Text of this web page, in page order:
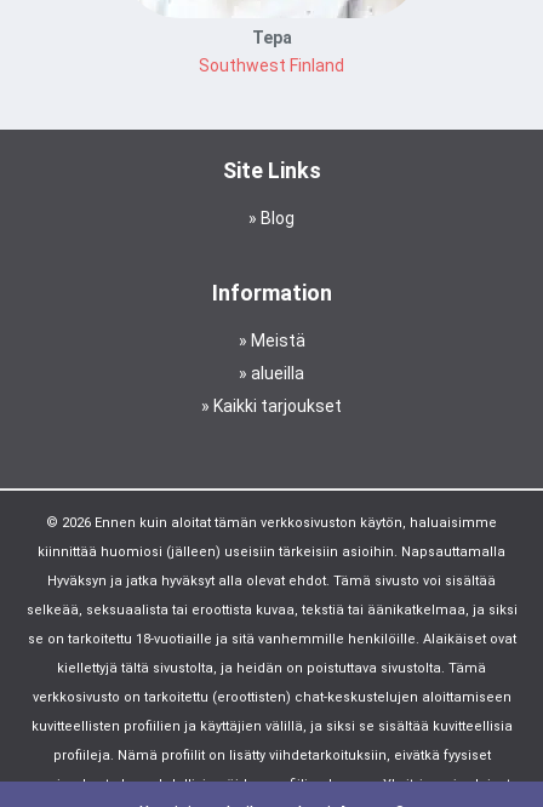
Tepa
Southwest Finland
Site Links
Blog
Information
Meistä
alueilla
Kaikki tarjoukset
© 2026 Ennen kuin aloitat tämän verkkosivuston käytön, haluaisimme
kiinnittää huomiosi (jälleen) useisiin tärkeisiin asioihin. Napsauttamalla
Hyväksyn ja jatka hyväksyt alla olevat ehdot. Tämä sivusto voi sisältää
selkeää, seksuaalista tai eroottista kuvaa, tekstiä tai äänikatkelmaa, ja siksi
se on tarkoitettu 18-vuotiaille ja sitä vanhemmille henkilöille. Alaikäiset ovat
kiellettyjä tältä sivustolta, ja heidän on poistuttava sivustolta. Tämä
verkkosivusto on tarkoitettu (eroottisten) chat-keskustelujen aloittamiseen
kuvitteellisten profiilien ja käyttäjien välillä, ja siksi se sisältää kuvitteellisia
profiileja. Nämä profiilit on lisätty viihdetarkoituksiin, eivätkä fyysiset
sopimukset ole mahdollisia näiden profiilien kanssa. Yksityisyys ja yleiset